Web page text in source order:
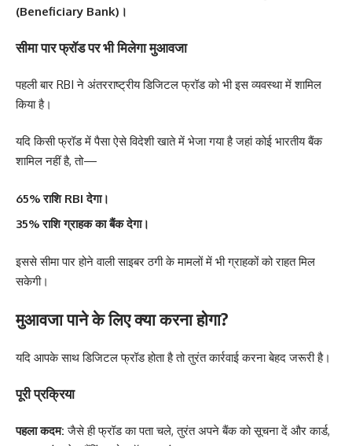
(Beneficiary Bank)।
सीमा पार फ्रॉड पर भी मिलेगा मुआवजा
पहली बार RBI ने अंतरराष्ट्रीय डिजिटल फ्रॉड को भी इस व्यवस्था में शामिल
किया है।
यदि किसी फ्रॉड में पैसा ऐसे विदेशी खाते में भेजा गया है जहां कोई भारतीय बैंक
शामिल नहीं है, तो—
65% राशि RBI देगा।
35% राशि ग्राहक का बैंक देगा।
इससे सीमा पार होने वाली साइबर ठगी के मामलों में भी ग्राहकों को राहत मिल
सकेगी।
मुआवजा पाने के लिए क्या करना होगा?
यदि आपके साथ डिजिटल फ्रॉड होता है तो तुरंत कार्रवाई करना बेहद जरूरी है।
पूरी प्रक्रिया
पहला कदम: जैसे ही फ्रॉड का पता चले, तुरंत अपने बैंक को सूचना दें और कार्ड,